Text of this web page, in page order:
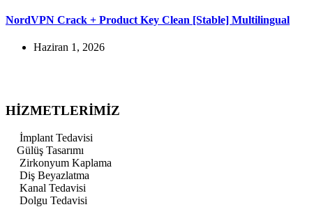
NordVPN Crack + Product Key Clean [Stable] Multilingual
Haziran 1, 2026
HİZMETLERİMİZ
İmplant Tedavisi
Gülüş Tasarımı
Zirkonyum Kaplama
Diş Beyazlatma
Kanal Tedavisi
Dolgu Tedavisi